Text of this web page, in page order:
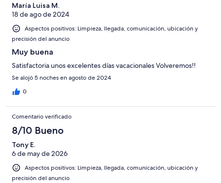
Horrible
María Luisa M.
18 de ago de 2024
Aspectos positivos: Limpieza, llegada, comunicación, ubicación y
precisión del anuncio
Muy buena
Satisfactoria unos excelentes días vacacionales Volveremos!!
Se alojó 5 noches en agosto de 2024
0
Comentario verificado
8/10 Bueno
Tony E.
6 de may de 2026
Aspectos positivos: Limpieza, llegada, comunicación, ubicación y
precisión del anuncio